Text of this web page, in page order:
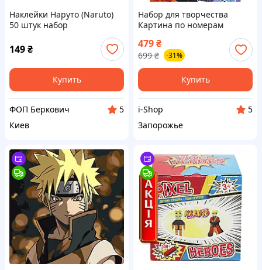
Наклейки Наруто (Naruto)
50 штук набор
149₴
Купить
ФОП Беркович
5
Киев
Набор для творчества
Картина по номерам
Наруто против Саске 40x50
см на холсте с акриловыми
красками для фанатов
аниме
479₴
699 ₴ -31%
Купить
i-Shop
5
Запорожье